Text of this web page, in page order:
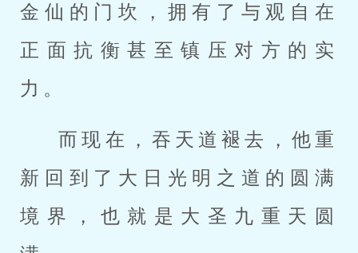
金仙的门坎，拥有了与观自在
正面抗衡甚至镇压对方的实
力。
而现在，吞天道褪去，他重
新回到了大日光明之道的圆满
境界，也就是大圣九重天圆